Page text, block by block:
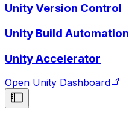
Unity Version Control
Unity Build Automation
Unity Accelerator
Open Unity Dashboard